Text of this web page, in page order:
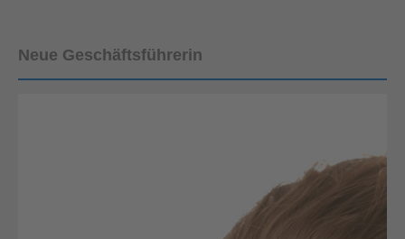
Neue Geschäftsführerin